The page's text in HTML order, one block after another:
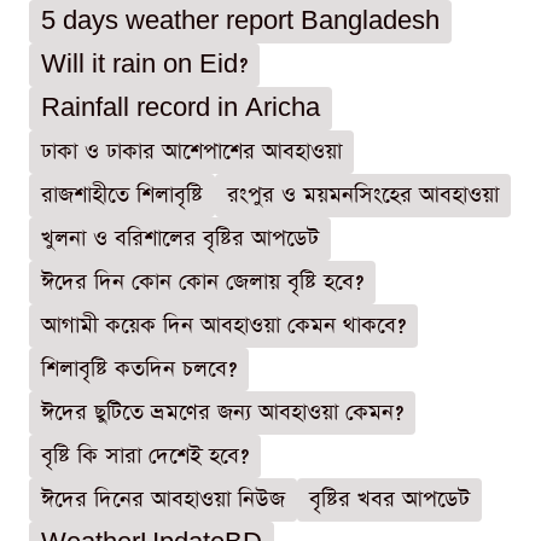
5 days weather report Bangladesh
Will it rain on Eid?
Rainfall record in Aricha
ঢাকা ও ঢাকার আশেপাশের আবহাওয়া
রাজশাহীতে শিলাবৃষ্টি
রংপুর ও ময়মনসিংহের আবহাওয়া
খুলনা ও বরিশালের বৃষ্টির আপডেট
ঈদের দিন কোন কোন জেলায় বৃষ্টি হবে?
আগামী কয়েক দিন আবহাওয়া কেমন থাকবে?
শিলাবৃষ্টি কতদিন চলবে?
ঈদের ছুটিতে ভ্রমণের জন্য আবহাওয়া কেমন?
বৃষ্টি কি সারা দেশেই হবে?
ঈদের দিনের আবহাওয়া নিউজ
বৃষ্টির খবর আপডেট